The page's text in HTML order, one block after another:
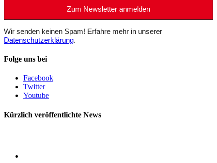
Wir senden keinen Spam! Erfahre mehr in unserer
Datenschutzerklärung.
Folge uns bei
Facebook
Twitter
Youtube
Kürzlich veröffentlichte News